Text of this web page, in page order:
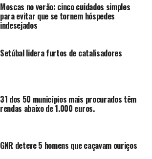
Moscas no verão: cinco cuidados simples
para evitar que se tornem hóspedes
indesejados
Setúbal lidera furtos de catalisadores
31 dos 50 municípios mais procurados têm
rendas abaixo de 1.000 euros.
GNR deteve 5 homens que caçavam ouriços